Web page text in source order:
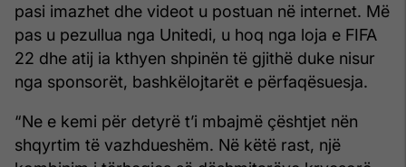
pasi imazhet dhe videot u postuan në internet. Më
pas u pezullua nga Unitedi, u hoq nga loja e FIFA
22 dhe atij ia kthyen shpinën të gjithë duke nisur
nga sponsorët, bashkëlojtarët e përfaqësuesja.
“Ne e kemi për detyrë t’i mbajmë çështjet nën
shqyrtim të vazhdueshëm. Në këtë rast, një